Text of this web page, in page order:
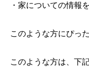
・家についての情報
このような方にぴっ
このような方は、下